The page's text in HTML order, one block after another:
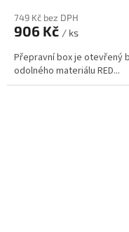
749 Kč bez DPH
906 Kč / ks
Přepravní box je otevřený
odolného materiálu RED...